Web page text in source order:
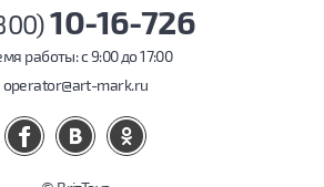
10-16-726
работы: c 9:00 до 17:00
operator@art-mark.ru